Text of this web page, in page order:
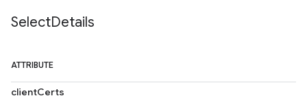
SelectDetails
ATTRIBUTE
clientCerts